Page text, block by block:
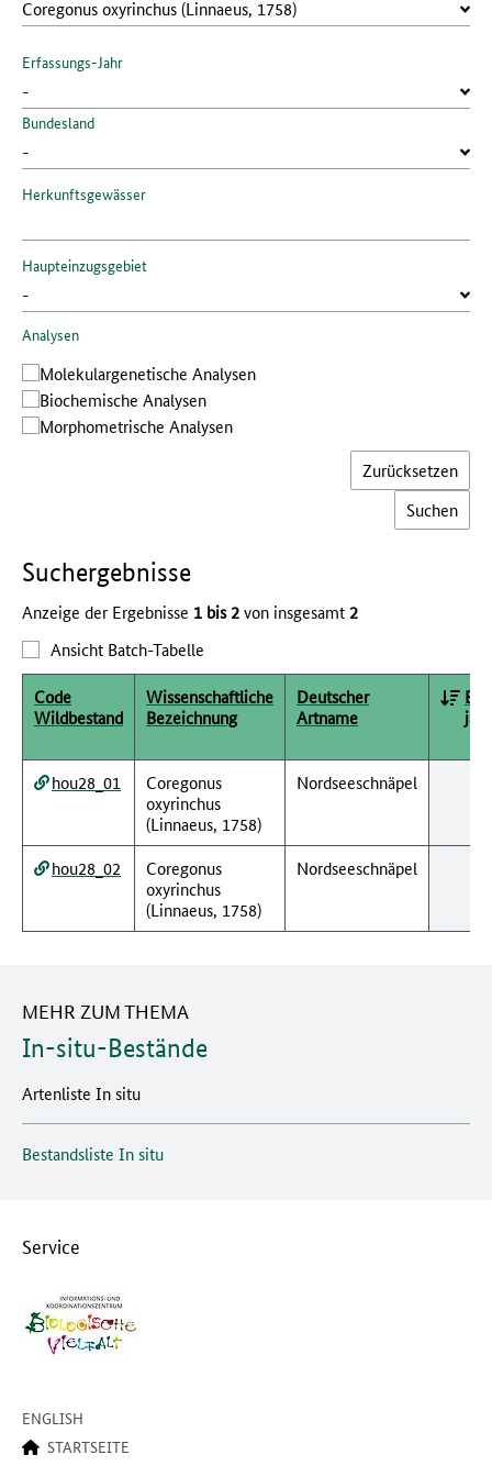
Erfassungs-Jahr
Bundesland
Herkunftsgewässer
Haupteinzugsgebiet
Analysen
Molekular­genetische Analysen
Bio­chemische Analysen
Morphometrische Analysen
Zurücksetzen
Such­ergebnisse
Anzeige der Ergebnisse 1 bis 2von insgesamt 2
Ansicht Batch-Tabelle
Code
Wildbestand
Wissenschaftliche
Bezeichnung
Deutscher
Artname
jahr
hou28_01
Coregonus
oxyrinchus
(Linnaeus, 1758)
Nordseeschnäpel
hou28_02
Coregonus
oxyrinchus
(Linnaeus, 1758)
Nordseeschnäpel
MEHR ZUM THEMA
In-situ-Bestände
Artenliste In situ
Bestandsliste In situ
Service
ENGLISH
STARTSEITE